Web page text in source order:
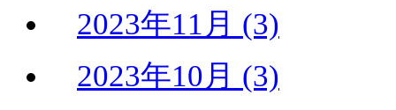
2023年11月 (3)
2023年10月 (3)